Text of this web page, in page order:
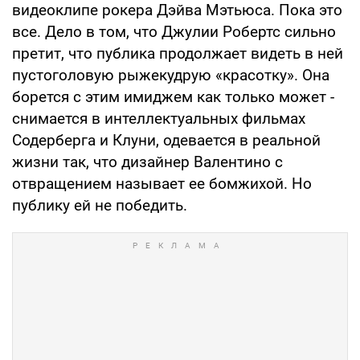
видеоклипе рокера Дэйва Мэтьюса. Пока это
все. Дело в том, что Джулии Робертс сильно
претит, что публика продолжает видеть в ней
пустоголовую рыжекудрую «красотку». Она
борется с этим имиджем как только может -
снимается в интеллектуальных фильмах
Содерберга и Клуни, одевается в реальной
жизни так, что дизайнер Валентино с
отвращением называет ее бомжихой. Но
публику ей не победить.